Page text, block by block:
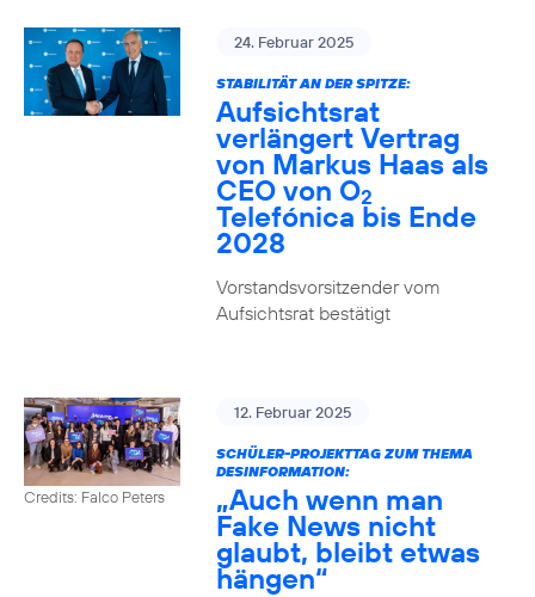
24. Februar 2025
STABILITÄT AN DER SPITZE:
Aufsichtsrat
verlängert Vertrag
von Markus Haas als
CEO von O2
Telefónica bis Ende
2028
Vorstandsvorsitzender vom
Aufsichtsrat bestätigt
Credits: Falco Peters
12. Februar 2025
SCHÜLER-PROJEKTTAG ZUM THEMA
DESINFORMATION:
„Auch wenn man
Fake News nicht
glaubt, bleibt etwas
hängen“